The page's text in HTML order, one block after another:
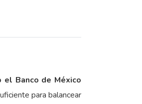
Banco de México
para balancear